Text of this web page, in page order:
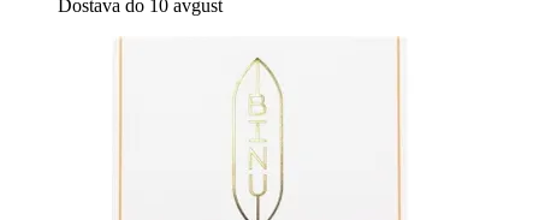
Dostava do 10 avgust